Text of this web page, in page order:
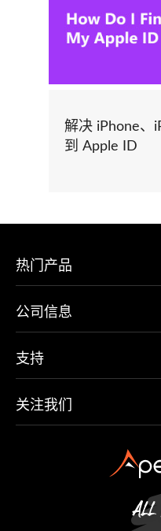
解决 iPhone、
到 Apple ID
热门产品
公司信息
支持
关注我们